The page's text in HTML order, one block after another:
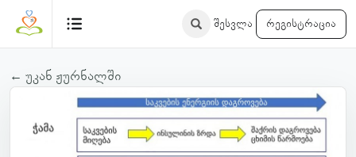
შესვლა რეგისტრაცია
← უკან ჟურნალში